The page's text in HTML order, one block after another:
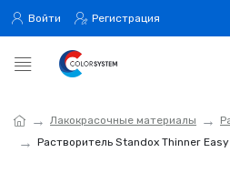
Войти Регистрация
Лакокрасочные материалы
Растворитель Standox Thinner